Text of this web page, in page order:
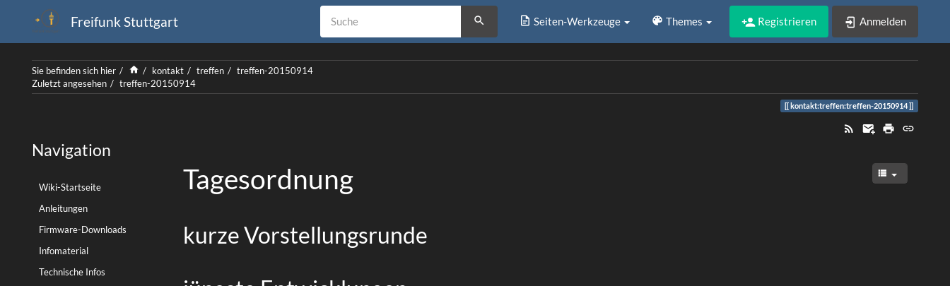
Freifunk Stuttgart Seiten-Werkzeuge Themes Registrieren Anmelden
Sie befinden sich hier Homekontakt treffen
treffen-20150914
Zuletzt angesehen
treffen-20150914
kontakt:treffen:treffen-20150914
Navigation
Wiki-Startseite
Anleitungen
Firmware-Downloads
Infomaterial
Technische Infos
Tagesordnung
kurze Vorstellungsrunde